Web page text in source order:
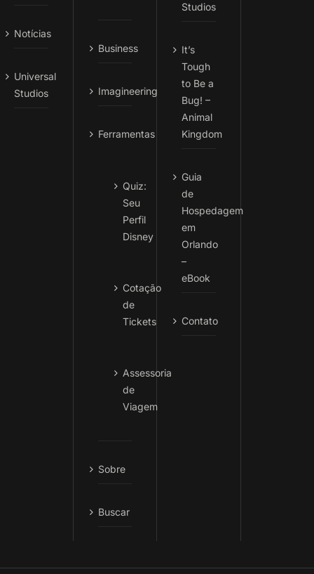
Notícias
Universal
Studios
Business
Imagineering
Ferramentas
Quiz:
Seu
Perfil
Disney
Cotação
de
Tickets
Assessoria
de
Viagem
Sobre
Buscar
Studios
It’s
Tough
to Be a
Bug! –
Animal
Kingdom
Guia
de
Hospedagem
em
Orlando
–
eBook
Contato